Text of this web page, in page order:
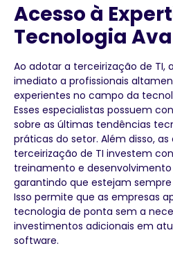
Acesso à
Tecnologia
Ao adotar a terceirização de TI,
imediato a profissionais
experientes no campo da
Esses especialistas possuem
sobre as últimas tendências
práticas do setor. Além disso,
terceirização de TI investem
treinamento e desenvolvimento
garantindo que estejam
Isso permite que as empresas
tecnologia de ponta sem a
investimentos adicionais em
software.